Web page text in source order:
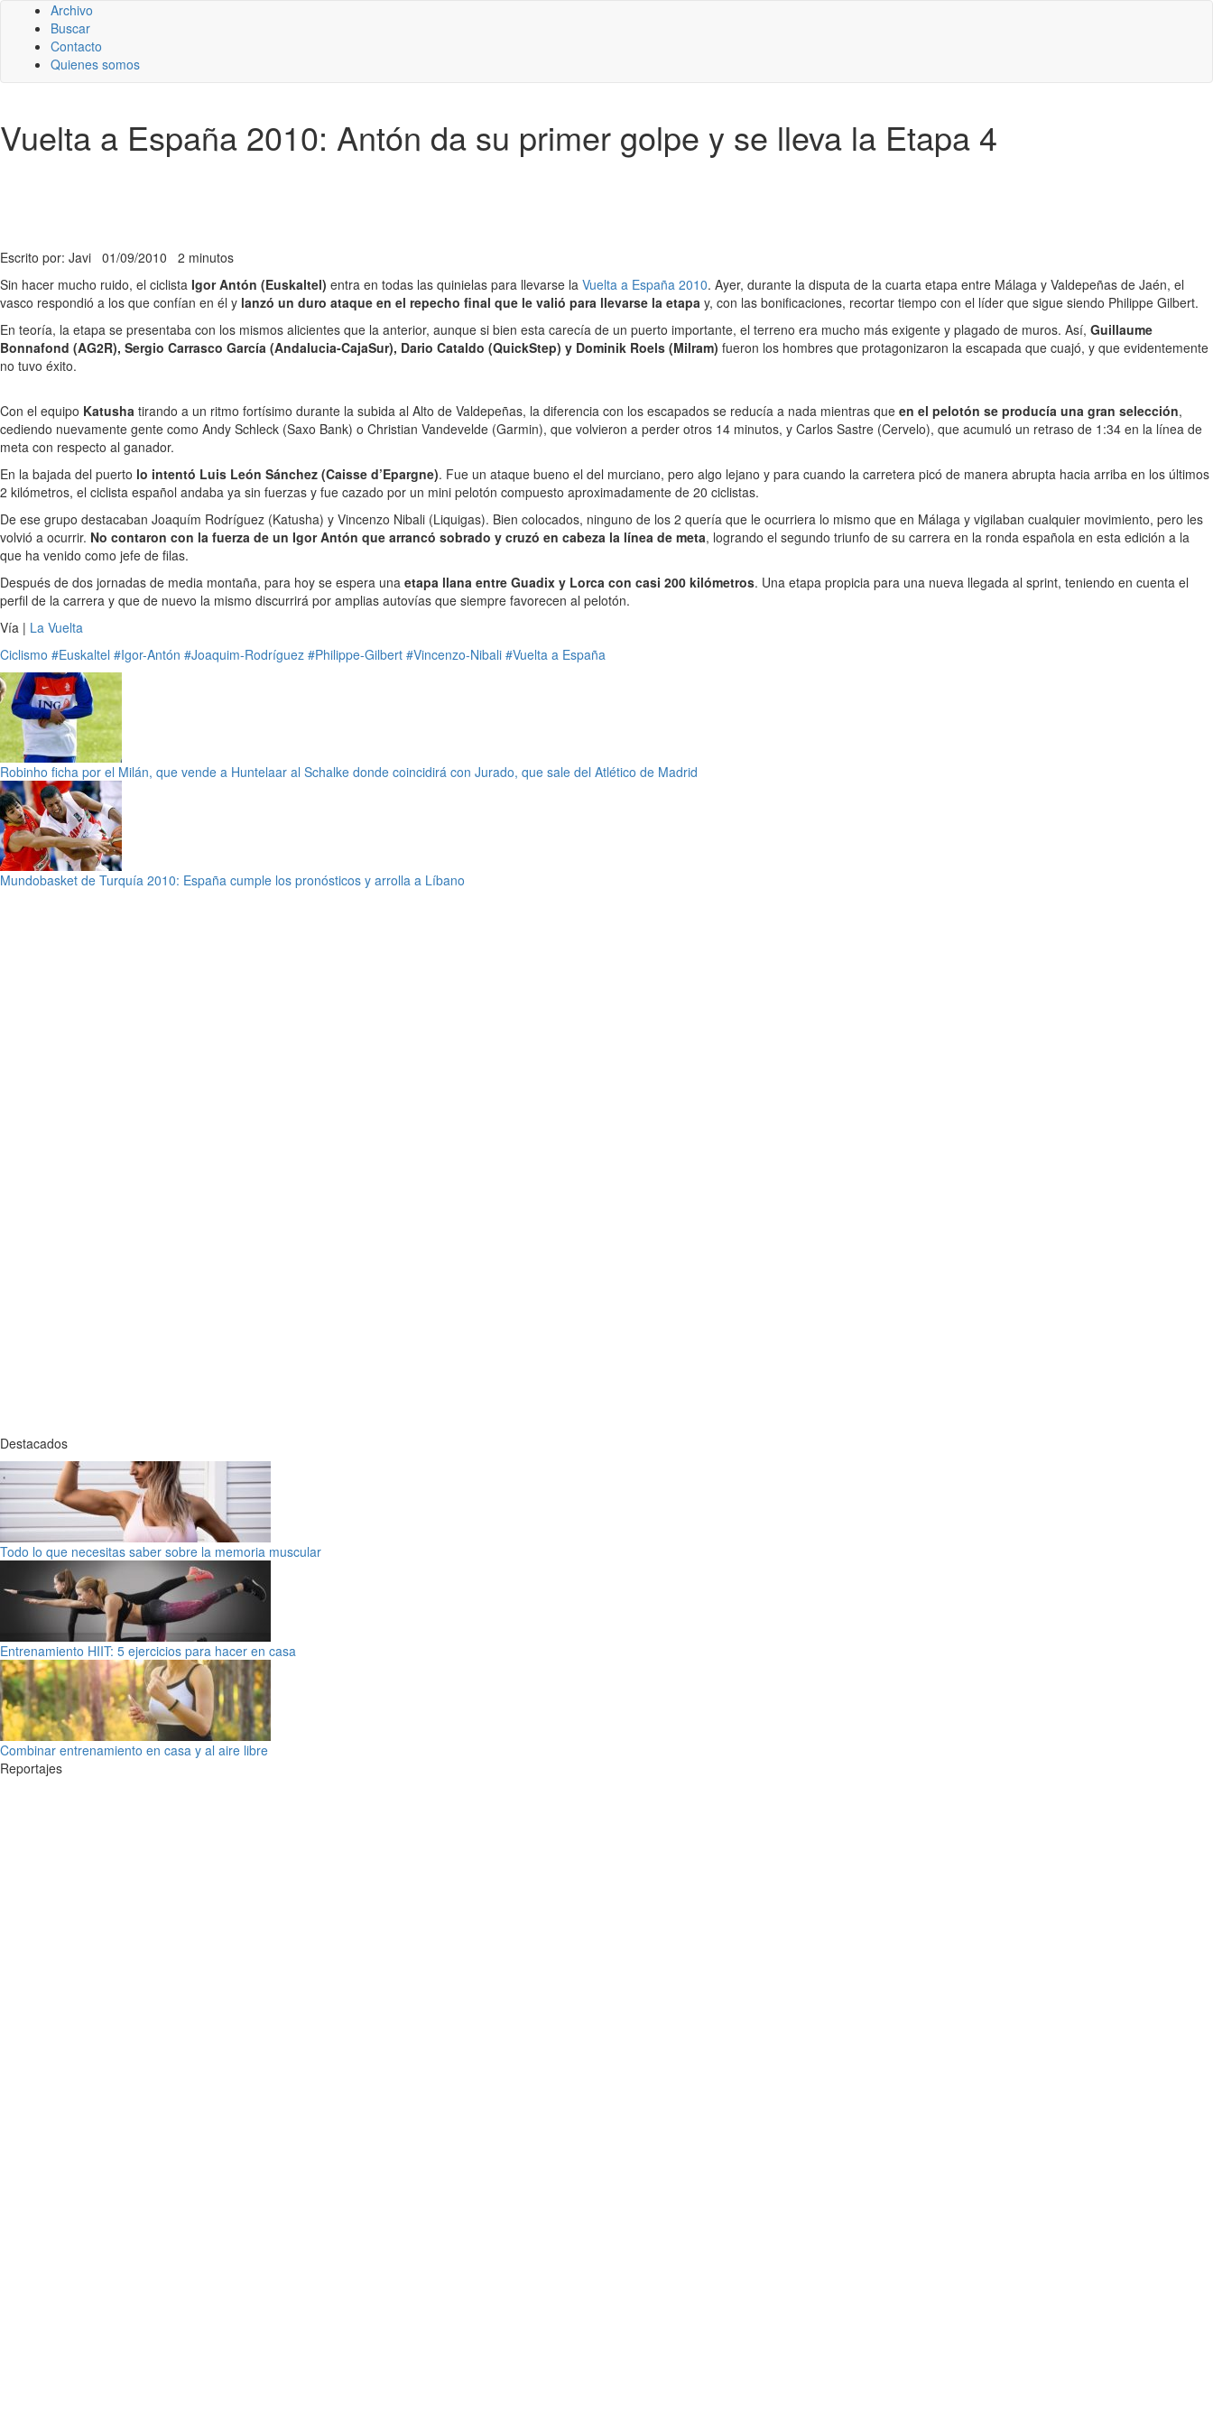
Archivo
Buscar
Contacto
Quienes somos
Vuelta a España 2010: Antón da su primer golpe y se lleva la Etapa 4
Escrito por: Javi 01/09/2010 2 minutos
Sin hacer mucho ruido, el ciclista Igor Antón (Euskaltel) entra en todas las quinielas para llevarse la Vuelta a España 2010. Ayer, durante la disputa de la cuarta etapa entre Málaga y Valdepeñas de Jaén, el
vasco respondió a los que confían en él y lanzó un duro ataque en el repecho final que le valió para llevarse la etapa y, con las bonificaciones, recortar tiempo con el líder que sigue siendo Philippe Gilbert.
En teoría, la etapa se presentaba con los mismos alicientes que la anterior, aunque si bien esta carecía de un puerto importante, el terreno era mucho más exigente y plagado de muros. Así, Guillaume
Bonnafond (AG2R), Sergio Carrasco García (Andalucia-CajaSur), Dario Cataldo (QuickStep) y Dominik Roels (Milram) fueron los hombres que protagonizaron la escapada que cuajó, y que evidentemente
no tuvo éxito.
Con el equipo Katusha tirando a un ritmo fortísimo durante la subida al Alto de Valdepeñas, la diferencia con los escapados se reducía a nada mientras que en el pelotón se producía una gran selección,
cediendo nuevamente gente como Andy Schleck (Saxo Bank) o Christian Vandevelde (Garmin), que volvieron a perder otros 14 minutos, y Carlos Sastre (Cervelo), que acumuló un retraso de 1:34 en la línea de
meta con respecto al ganador.
En la bajada del puerto lo intentó Luis León Sánchez (Caisse d’Epargne). Fue un ataque bueno el del murciano, pero algo lejano y para cuando la carretera picó de manera abrupta hacia arriba en los últimos
2 kilómetros, el ciclista español andaba ya sin fuerzas y fue cazado por un mini pelotón compuesto aproximadamente de 20 ciclistas.
De ese grupo destacaban Joaquím Rodríguez (Katusha) y Vincenzo Nibali (Liquigas). Bien colocados, ninguno de los 2 quería que le ocurriera lo mismo que en Málaga y vigilaban cualquier movimiento, pero les
volvió a ocurrir. No contaron con la fuerza de un Igor Antón que arrancó sobrado y cruzó en cabeza la línea de meta, logrando el segundo triunfo de su carrera en la ronda española en esta edición a la
que ha venido como jefe de filas.
Después de dos jornadas de media montaña, para hoy se espera una etapa llana entre Guadix y Lorca con casi 200 kilómetros. Una etapa propicia para una nueva llegada al sprint, teniendo en cuenta el
perfil de la carrera y que de nuevo la mismo discurrirá por amplias autovías que siempre favorecen al pelotón.
Vía | La Vuelta
Ciclismo #Euskaltel #Igor-Antón #Joaquim-Rodríguez #Philippe-Gilbert #Vincenzo-Nibali #Vuelta a España
Robinho ficha por el Milán, que vende a Huntelaar al Schalke donde coincidirá con Jurado, que sale del Atlético de Madrid
Mundobasket de Turquía 2010: España cumple los pronósticos y arrolla a Líbano
Destacados
Todo lo que necesitas saber sobre la memoria muscular
Entrenamiento HIIT: 5 ejercicios para hacer en casa
Combinar entrenamiento en casa y al aire libre
Reportajes